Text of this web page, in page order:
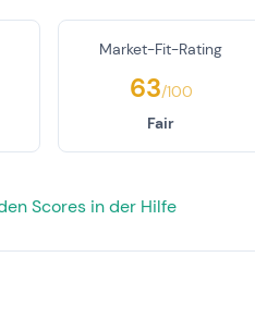
Market-Fit-Rating
63/100
Fair
Scores in der Hilfe